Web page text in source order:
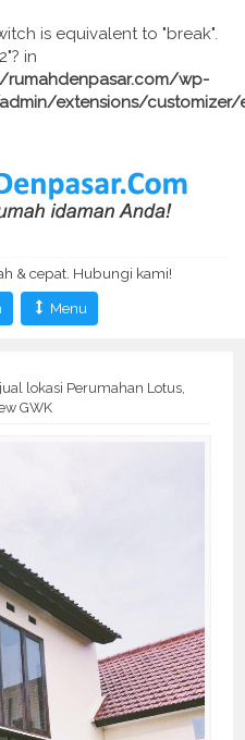
is equivalent to "break".
in
wp-
extensions/customizer/
& cepat. Hubungi kami!
Menu
lokasi Perumahan Lotus,
GWK